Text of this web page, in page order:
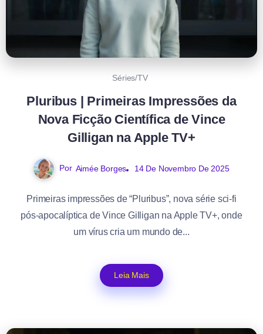
Séries/TV
Pluribus | Primeiras Impressões da
Nova Ficção Científica de Vince
Gilligan na Apple TV+
Por Aimée Borges 14 De Novembro De 2025
Primeiras impressões de “Pluribus”, nova série sci-fi
pós-apocalíptica de Vince Gilligan na Apple TV+, onde
um vírus cria um mundo de...
Leia Mais